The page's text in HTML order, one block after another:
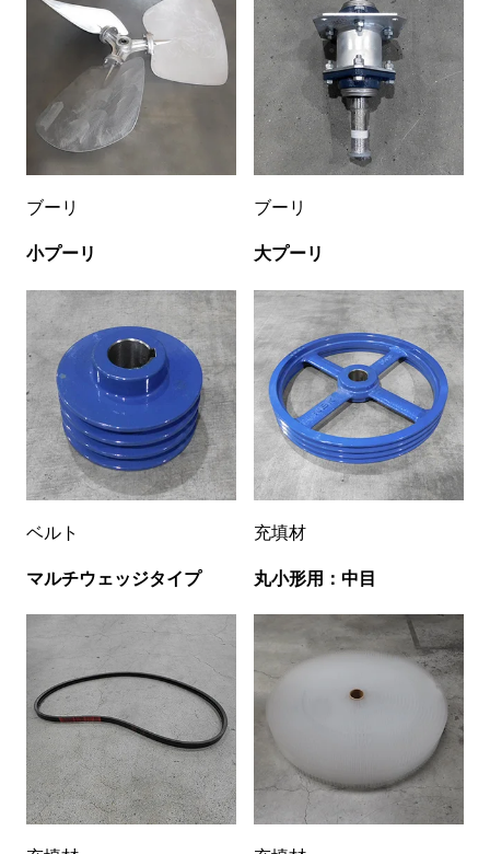
ブーリ
小プーリ
ブーリ
大プーリ
ベルト
マルチウェッジタイプ
充填材
丸小形用：中目